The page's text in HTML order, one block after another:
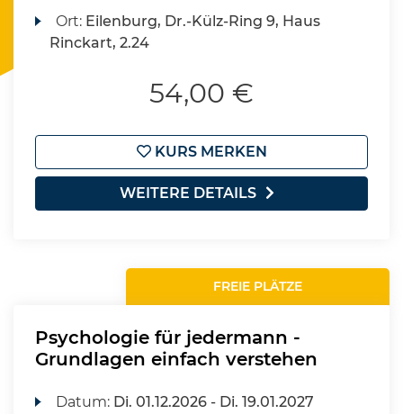
Ort: Eilenburg, Dr.-Külz-Ring 9, Haus
Rinckart, 2.24
54,00 €
KURS MERKEN
WEITERE DETAILS
FREIE PLÄTZE
Psychologie für jedermann -
Grundlagen einfach verstehen
Datum: Di. 01.12.2026 - Di. 19.01.2027